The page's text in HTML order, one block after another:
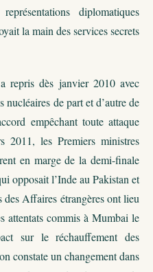
diplomatiques
la main des services secrets
repris dès janvier 2010 avec
nucléaires de part et d’autre de
empêchant toute attaque
2011, les Premiers ministres
en marge de la demi-finale
opposait l’Inde au Pakistan et
des Affaires étrangères ont lieu
attentats commis à Mumbai le
sur le réchauffement des
constate un changement dans